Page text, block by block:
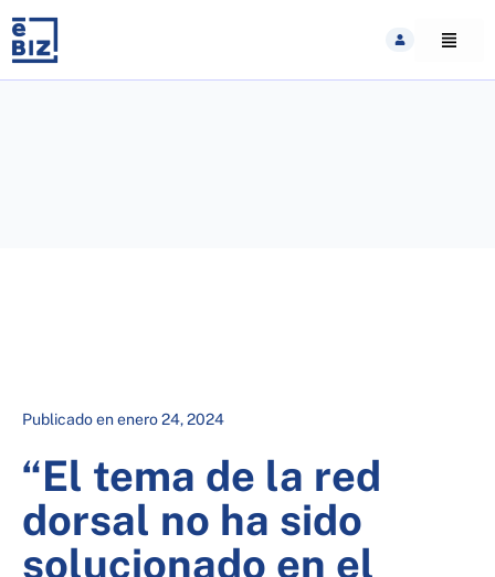
content
Publicado enenero 24, 2024
“El tema de la red
dorsal no ha sido
solucionado en el